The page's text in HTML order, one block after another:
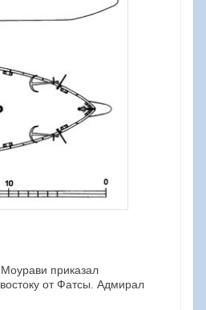
приказал
от Фатсы. Адмирал